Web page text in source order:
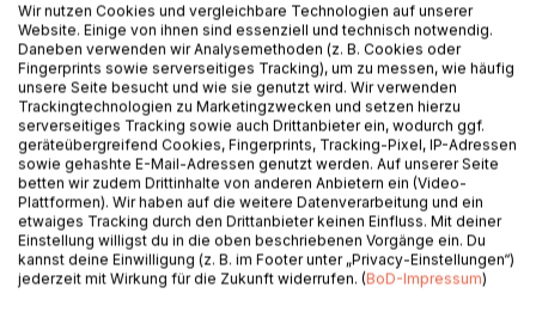
Humorvolle, liebenswerte, auf das Wesentliche
reduzierte Stories, über die man gerne
lachen und schmunzeln darf, denn Lachen ist,
laut den Protagonisten, gesund und wenn man
über sich selbst lachen kann,
ist man auf dem besten Weg weise zu werden.
Die beiden Protagonisten sprechen
hochdeutsch und österreichischen Dialekt.
AUTOR/IN
Wir nutzen Cookies und vergleichbare Technologien auf unserer
Website. Einige von ihnen sind essenziell und technisch notwendig.
Daneben verwenden wir Analysemethoden (z. B. Cookies oder
Fingerprints sowie serverseitiges Tracking), um zu messen, wie häufig
unsere Seite besucht und wie sie genutzt wird. Wir verwenden
Trackingtechnologien zu Marketingzwecken und setzen hierzu
serverseitiges Tracking sowie auch Drittanbieter ein, wodurch ggf.
geräteübergreifend Cookies, Fingerprints, Tracking-Pixel, IP-Adressen
sowie gehashte E-Mail-Adressen genutzt werden. Auf unserer Seite
betten wir zudem Drittinhalte von anderen Anbietern ein (Video-
Plattformen). Wir haben auf die weitere Datenverarbeitung und ein
etwaiges Tracking durch den Drittanbieter keinen Einfluss. Mit deiner
Einstellung willigst du in die oben beschriebenen Vorgänge ein. Du
kannst deine Einwilligung (z. B. im Footer unter „Privacy-Einstellungen“)
jederzeit mit Wirkung für die Zukunft widerrufen. (BoD-Impressum)